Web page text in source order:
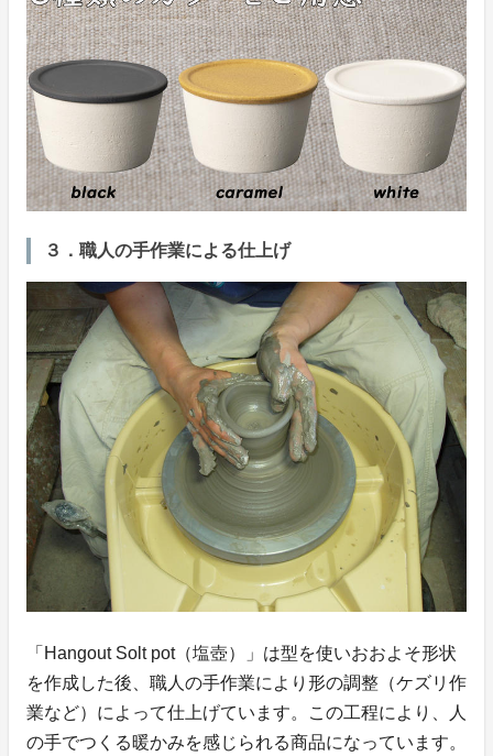
３．職人の手作業による仕上げ
「Hangout Solt pot（塩壺）」は型を使いおおよそ形状
を作成した後、職人の手作業により形の調整（ケズリ作
業など）によって仕上げています。この工程により、人
の手でつくる暖かみを感じられる商品になっています。